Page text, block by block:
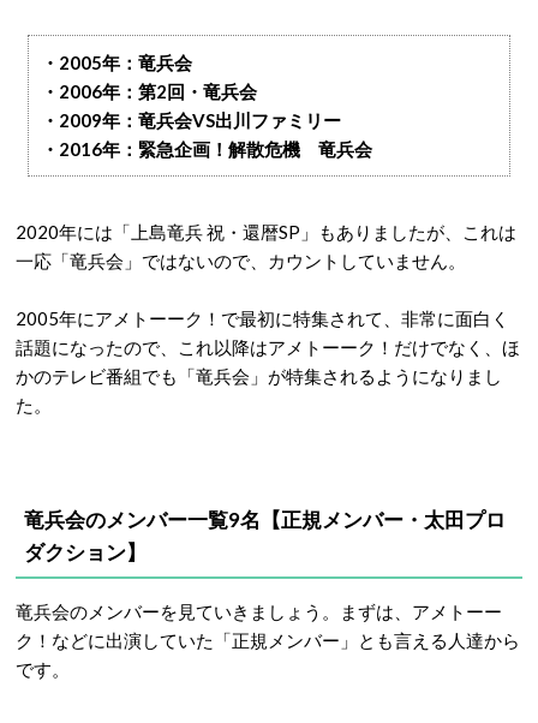
・2005年：竜兵会
・2006年：第2回・竜兵会
・2009年：竜兵会VS出川ファミリー
・2016年：緊急企画！解散危機 竜兵会
2020年には「上島竜兵 祝・還暦SP」もありましたが、これは
一応「竜兵会」ではないので、カウントしていません。
2005年にアメトーーク！で最初に特集されて、非常に面白く
話題になったので、これ以降はアメトーーク！だけでなく、ほ
かのテレビ番組でも「竜兵会」が特集されるようになりまし
た。
竜兵会のメンバー一覧9名【正規メンバー・太田プロ
ダクション】
竜兵会のメンバーを見ていきましょう。まずは、アメトーー
ク！などに出演していた「正規メンバー」とも言える人達から
です。